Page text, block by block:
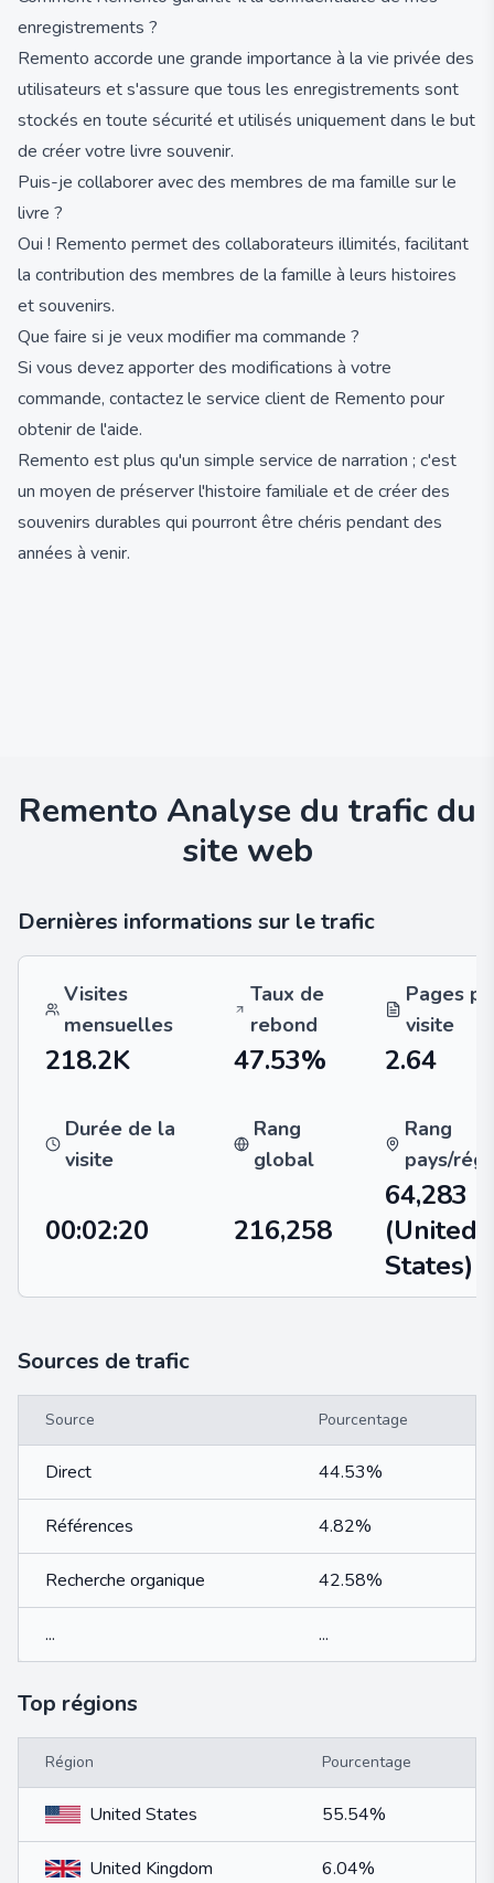
enregistrements ?
Remento accorde une grande importance à la vie privée des
utilisateurs et s'assure que tous les enregistrements sont
stockés en toute sécurité et utilisés uniquement dans le but
de créer votre livre souvenir.
Puis-je collaborer avec des membres de ma famille sur le
livre ?
Oui ! Remento permet des collaborateurs illimités, facilitant
la contribution des membres de la famille à leurs histoires
et souvenirs.
Que faire si je veux modifier ma commande ?
Si vous devez apporter des modifications à votre
commande, contactez le service client de Remento pour
obtenir de l'aide.
Remento est plus qu'un simple service de narration ; c'est
un moyen de préserver l'histoire familiale et de créer des
souvenirs durables qui pourront être chéris pendant des
années à venir.
Remento Analyse du trafic du
site web
Dernières informations sur le trafic
Visites
mensuelles
Taux de
rebond
Pages
visite
218.2K 47.53% 2.64
Durée de la
visite
Rang
global
Rang
pays/
00:02:20 216,258
64,283
(United
States)
Sources de trafic
Source Pourcentage
Direct 44.53%
Références 4.82%
Recherche organique 42.58%
... ...
Top régions
Région Pourcentage
United States 55.54%
United Kingdom 6.04%